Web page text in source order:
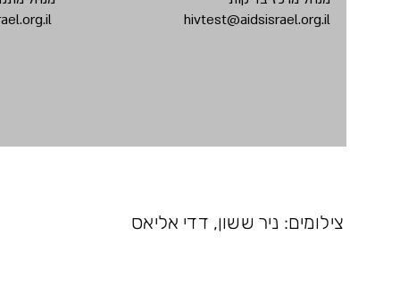
hivtest@aidsisrael.org.il
צילומים: ניר ששון, דדי אליאס